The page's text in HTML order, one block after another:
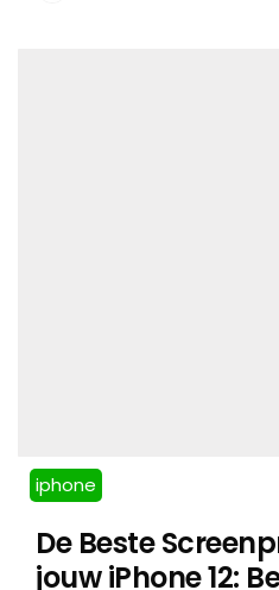
iphone
De Beste
jouw iPhone 12: